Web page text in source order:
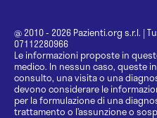
@ 2010 - 2026 Pazienti.org s.r.l. |
07112280966
Le informazioni proposte in
medico. In nessun caso, queste
consulto, una visita o una
devono considerare le
per la formulazione di una
trattamento o l’assunzione o